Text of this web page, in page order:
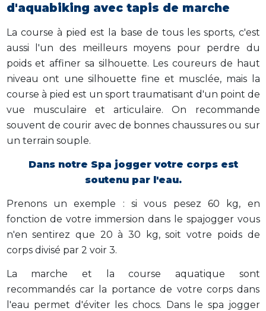
d'aquabiking avec tapis de marche
La course à pied est la base de tous les sports, c'est
aussi l'un des meilleurs moyens pour perdre du
poids et affiner sa silhouette. Les coureurs de haut
niveau ont une silhouette fine et musclée, mais la
course à pied est un sport traumatisant d'un point de
vue musculaire et articulaire. On recommande
souvent de courir avec de bonnes chaussures ou sur
un terrain souple.
Dans notre Spa jogger votre corps est
soutenu par l'eau.
Prenons un exemple : si vous pesez 60 kg, en
fonction de votre immersion dans le spajogger vous
n'en sentirez que 20 à 30 kg, soit votre poids de
corps divisé par 2 voir 3.
La marche et la course aquatique sont
recommandés car la portance de votre corps dans
l'eau permet d'éviter les chocs. Dans le spa jogger